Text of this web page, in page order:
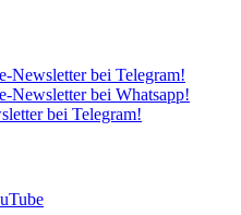
Newsletter bei Telegram!
Newsletter bei Whatsapp!
bei Telegram!